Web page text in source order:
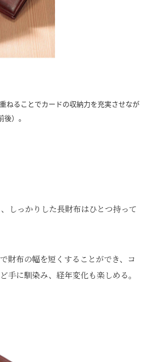
ねることでカードの収納力を充実させなが
）。
しっかりした長財布はひとつ持って
財布の幅を短くすることができ、コ
手に馴染み、経年変化も楽しめる。